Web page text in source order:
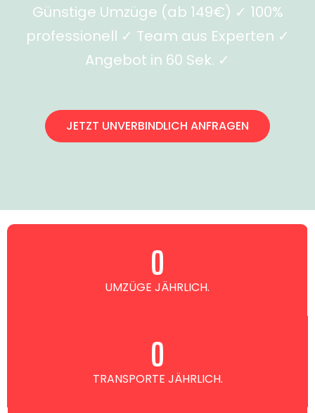
Günstige Umzüge (ab 149€) ✓ 100%
professionell ✓ Team aus Experten ✓
Angebot in 60 Sek. ✓
JETZT UNVERBINDLICH ANFRAGEN
UMZÜGE JÄHRLICH.
0
TRANSPORTE JÄHRLICH.
0